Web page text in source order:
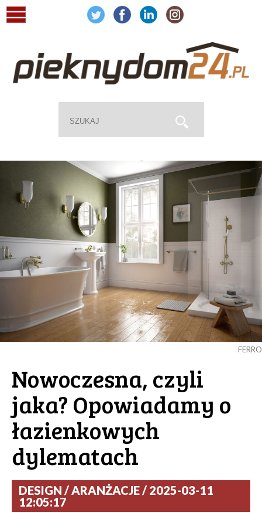
FERRO
Nowoczesna, czyli
jaka? Opowiadamy o
łazienkowych
dylematach
DESIGN / ARANŻACJE / 2025-03-11
12:05:17